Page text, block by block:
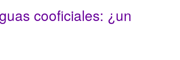
cooficiales: ¿un